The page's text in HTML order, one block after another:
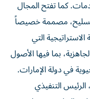
كما تفتح المجال
مصممة خصيصاً
التي
بما فيها الأصول
في دولة الإمارات.
التنفيذي